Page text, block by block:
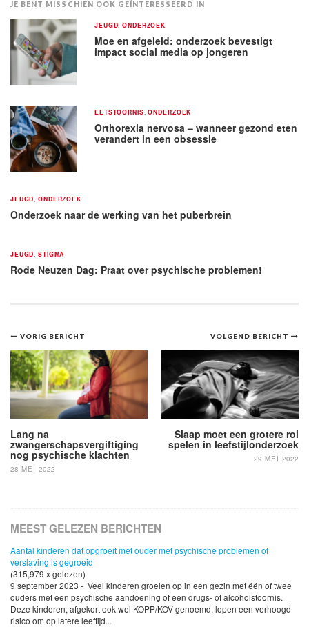
JE BENT MISSCHIEN OOK GEÏNTERESSEERD IN
JEUGD ,ONDERZOEK
Moe en afgeleid: onderzoek bevestigt
impact social media op jongeren
EETSTOORNIS ,ONDERZOEK
Orthorexia nervosa – wanneer gezond eten
verandert in een obsessie
JEUGD ,ONDERZOEK
Onderzoek naar de werking van het puberbrein
JEUGD ,STIGMA
Rode Neuzen Dag: Praat over psychische problemen!
Bericht
navigatie
VOLGEND BERICHT
Slaap moet een grotere rol
spelen in leefstijlonderzoek
29 MEI 2022
VORIG BERICHT
Lang na
zwangerschapsvergiftiging
nog psychische klachten
28 MEI 2022
MEEST GELEZEN BERICHTEN
Aantal kinderen dat opgroeit met ouder met psychische problemen of
verslaving is gegroeid
(315,979 x gelezen)
9 september 2023 - Veel kinderen groeien op in een gezin met één of twee
ouders met een psychische aandoening of een drugs- of alcoholstoornis.
Deze kinderen, afgekort ook wel KOPP/KOV genoemd, lopen een verhoogd
risico om op latere leeftijd...